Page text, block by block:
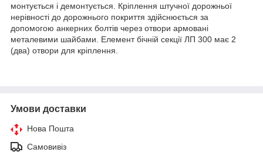
монтується і демонтується. Кріплення штучної дорожньої
нерівності до дорожнього покриття здійснюється за
допомогою анкерних болтів через отвори армовані
металевими шайбами. Елемент бічній секції ЛП 300 має 2
(два) отвори для кріплення.
Умови доставки
Нова Пошта
Самовивіз